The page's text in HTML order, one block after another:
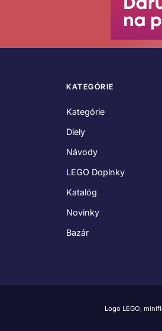
KATEGÓRIE
Kategórie
Diely
Návody
LEGO Doplnky
Katalóg
Novinky
Bazár
Logo LEGO,